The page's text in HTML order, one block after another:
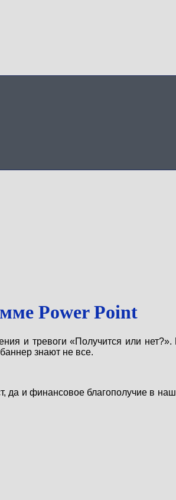
Power Point
и тревоги «Получится или
знают не все.
и финансовое благополучие в